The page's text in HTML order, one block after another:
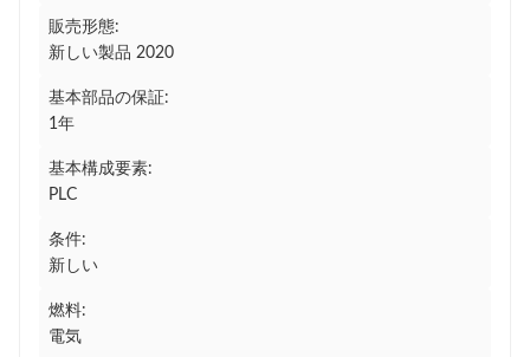
販売形態:
新しい製品 2020
基本部品の保証:
1年
基本構成要素:
PLC
条件:
新しい
燃料:
電気